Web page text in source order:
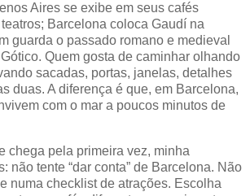
Aires se exibe em seus cafés
Barcelona coloca Gaudí na
guarda o passado romano e medieval
Quem gosta de caminhar olhando
sacadas, portas, janelas, detalhes
duas. A diferença é que, em Barcelona,
com o mar a poucos minutos de
chega pela primeira vez, minha
não tente “dar conta” de Barcelona. Não
numa checklist de atrações. Escolha